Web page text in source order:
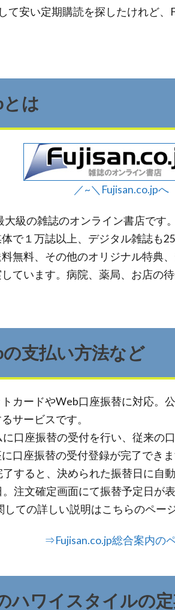
て安い定期購読を探したけれど、
は
／~＼Fujisan.co.jpへ
大級の雑誌のオンライン書店です。
で１万誌以上、デジタル雑誌も
無料、その他のオリジナル特典
ています。病院、薬局、お店の
支払い方法など
カードやWeb口座振替に対応。
サービスです。
口座振替の受付を行い、従来の
口座振替の受付登録が完了できま
すると、決められた振替日に自
注文確定画面にて振替予定日が
しての詳しい説明はこちらのペー
⇒Fujisan.co.jp総合案内の
ハワイスタイルの